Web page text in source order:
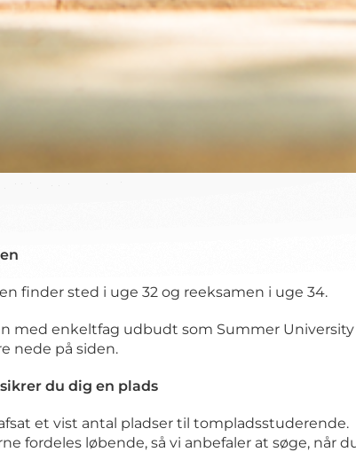
finder sted i uge 32 og reeksamen i uge 34.
med enkeltfag udbudt som Summer University
nede på siden.
du dig en plads
et vist antal pladser til tompladsstuderende.
fordeles løbende, så vi anbefaler at søge, når